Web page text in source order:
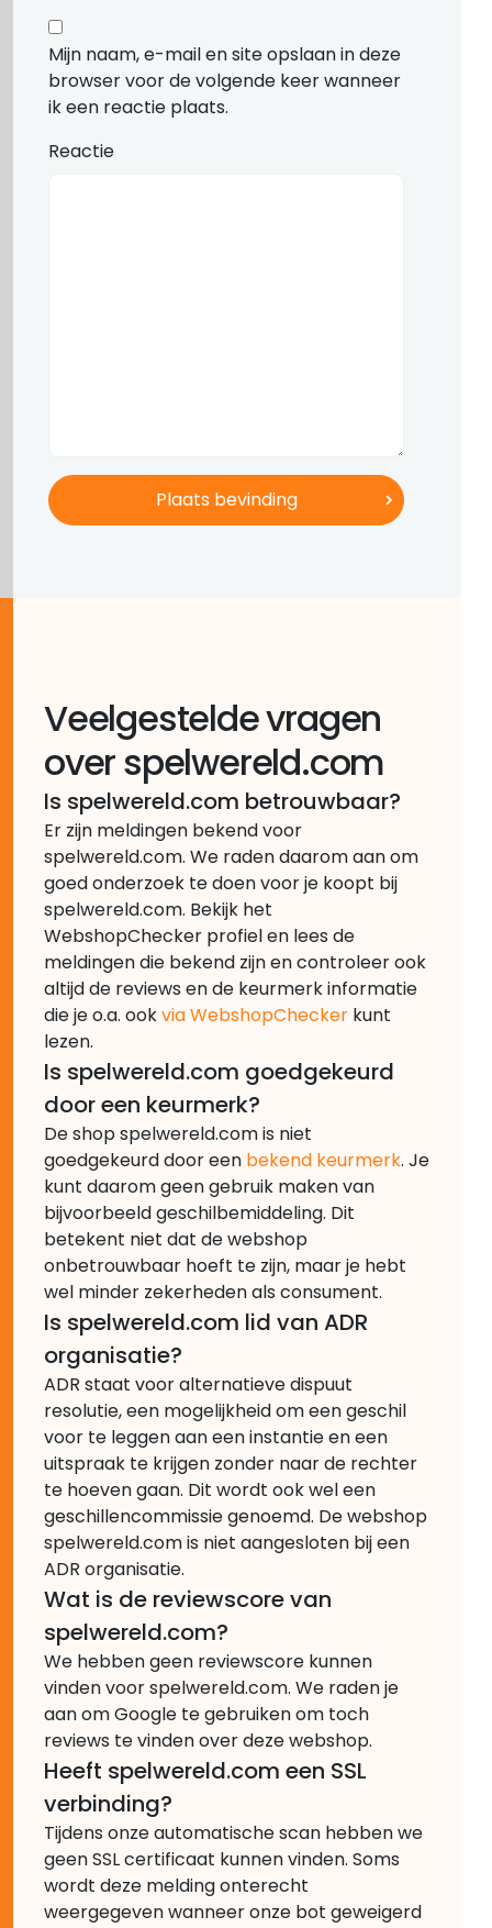
Mijn naam, e-mail en site opslaan in deze
browser voor de volgende keer wanneer
ik een reactie plaats.
Reactie
Veelgestelde vragen
over spelwereld.com
Is spelwereld.com betrouwbaar?
Er zijn meldingen bekend voor
spelwereld.com. We raden daarom aan om
goed onderzoek te doen voor je koopt bij
spelwereld.com. Bekijk het
WebshopChecker profiel en lees de
meldingen die bekend zijn en controleer ook
altijd de reviews en de keurmerk informatie
die je o.a. ookvia WebshopChecker kunt
lezen.
Is spelwereld.com goedgekeurd
door een keurmerk?
De shop spelwereld.com is niet
goedgekeurd door een bekend keurmerk. Je
kunt daarom geen gebruik maken van
bijvoorbeeld geschilbemiddeling. Dit
betekent niet dat de webshop
onbetrouwbaar hoeft te zijn, maar je hebt
wel minder zekerheden als consument.
Is spelwereld.com lid van ADR
organisatie?
ADR staat voor alternatieve dispuut
resolutie, een mogelijkheid om een geschil
voor te leggen aan een instantie en een
uitspraak te krijgen zonder naar de rechter
te hoeven gaan. Dit wordt ook wel een
geschillencommissie genoemd. De webshop
spelwereld.com is niet aangesloten bij een
ADR organisatie.
Wat is de reviewscore van
spelwereld.com?
We hebben geen reviewscore kunnen
vinden voor spelwereld.com. We raden je
aan om Google te gebruiken om toch
reviews te vinden over deze webshop.
Heeft spelwereld.com een SSL
verbinding?
Tijdens onze automatische scan hebben we
geen SSL certificaat kunnen vinden. Soms
wordt deze melding onterecht
weergegeven wanneer onze bot geweigerd